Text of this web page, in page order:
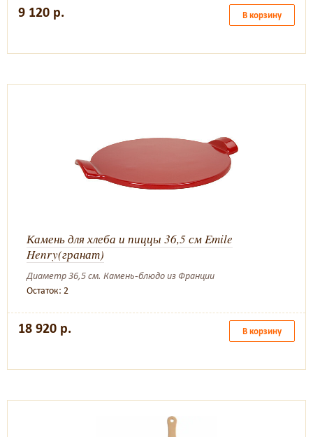
9 120 р. В корзину
Камень для хлеба и пиццы 36,5 см Emile
Henry(гранат)
Диаметр 36,5 см. Камень-блюдо из Франции
Остаток: 2
18 920 р. В корзину